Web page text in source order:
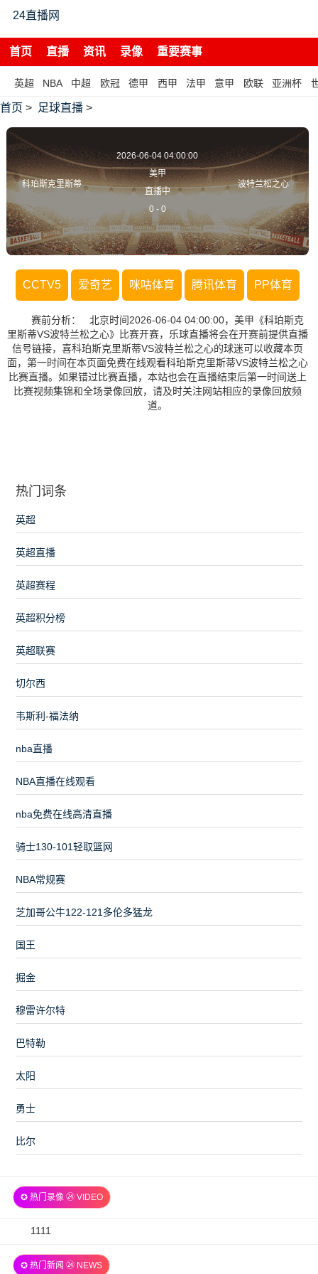
24直播网
首页 直播 资讯 录像 重要赛事
英超 NBA 中超 欧冠 德甲 西甲 法甲 意甲 欧联 亚洲杯
首页 > 足球直播 >
科珀斯克里斯蒂
2026-06-04 04:00:00
美甲
直播中
0 - 0
波特兰松之心
CCTV5 爱奇艺 咪咕体育 腾讯体育 PP体育
赛前分析： 北京时间2026-06-04 04:00:00，美甲《科珀斯克
里斯蒂VS波特兰松之心》比赛开赛，乐球直播将会在开赛前提供直播
信号链接，喜科珀斯克里斯蒂VS波特兰松之心的球迷可以收藏本页
面，第一时间在本页面免费在线观看科珀斯克里斯蒂VS波特兰松之心
比赛直播。如果错过比赛直播，本站也会在直播结束后第一时间送上
比赛视频集锦和全场录像回放，请及时关注网站相应的录像回放频
道。
热门词条
英超
英超直播
英超赛程
英超积分榜
英超联赛
切尔西
韦斯利-福法纳
nba直播
NBA直播在线观看
nba免费在线高清直播
骑士130-101轻取篮网
NBA常规赛
芝加哥公牛122-121多伦多猛龙
国王
掘金
穆雷许尔特
巴特勒
太阳
勇士
比尔
✪ 热门录像 ㉔ VIDEO
2026-
06
1111
✪ 热门新闻 ㉔ NEWS